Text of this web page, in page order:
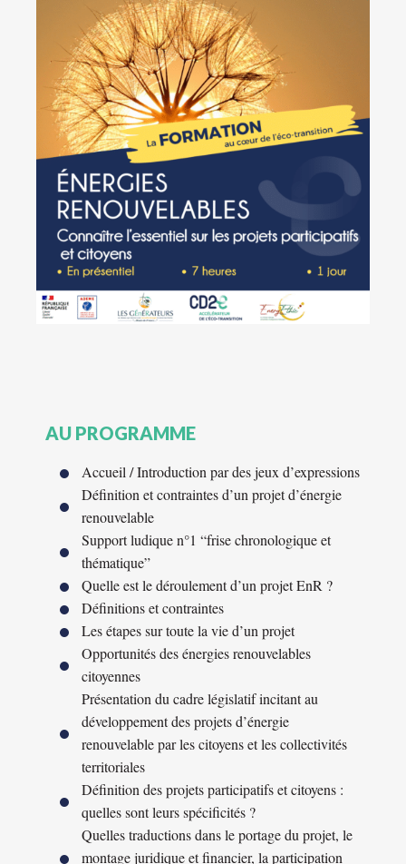
AU PROGRAMME
Accueil / Introduction par des jeux d’expressions
Définition et contraintes d’un projet d’énergie
renouvelable
Support ludique n°1 “frise chronologique et
thématique”
Quelle est le déroulement d’un projet EnR ?
Définitions et contraintes
Les étapes sur toute la vie d’un projet
Opportunités des énergies renouvelables
citoyennes
Présentation du cadre législatif incitant au
développement des projets d’énergie
renouvelable par les citoyens et les collectivités
territoriales
Définition des projets participatifs et citoyens :
quelles sont leurs spécificités ?
Quelles traductions dans le portage du projet, le
montage juridique et financier, la participation